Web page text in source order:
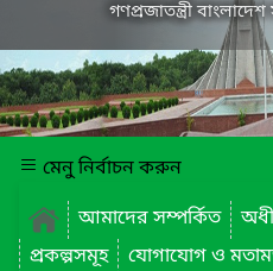
গণপ্রজাতন্ত্রী
মেনু নির্বাচন করুন
আমাদের সম্পর্কিত
প্রকল্পসমূহ
যোগাযোগ ও